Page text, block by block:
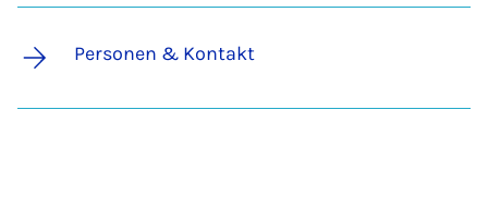
Personen & Kontakt